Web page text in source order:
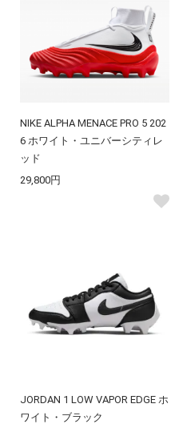
NIKE ALPHA MENACE PRO 5 202
6 ホワイト・ユニバーシティレ
ッド
29,800円
JORDAN 1 LOW VAPOR EDGE ホ
ワイト・ブラック